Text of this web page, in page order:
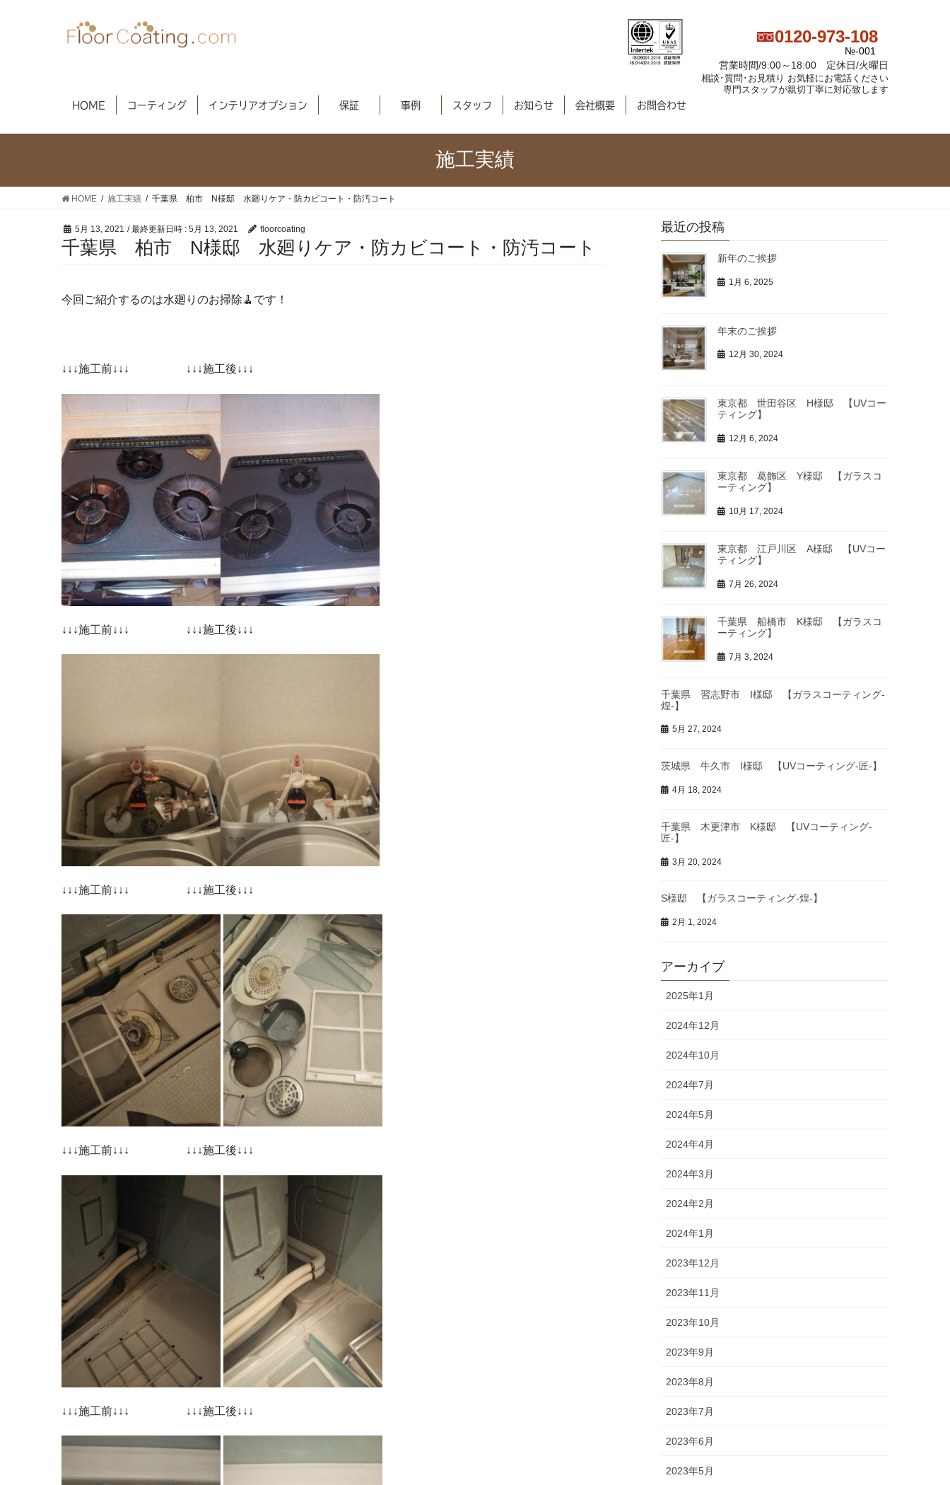
0120-973-108
№-001
営業時間/9:00～18:00 定休日/火曜日
相談･質問･お見積り お気軽にお電話ください
専門スタッフが親切丁寧に対応致します
HOME コーティング インテリアオプション 保証 事例 スタッフ お知らせ 会社概要 お問合わせ
施工実績
HOME 施工実績 千葉県 柏市 N様邸 水廻りケア・防カビコート・防汚コート
5月 13, 2021 / 最終更新日時 : 5月 13, 2021 floorcoating
千葉県 柏市 N様邸 水廻りケア・防カビコート・防汚コート
今回ご紹介するのは水廻りのお掃除🧹です！
↓↓↓施工前↓↓↓ ↓↓↓施工後↓↓↓
↓↓↓施工前↓↓↓ ↓↓↓施工後↓↓↓
↓↓↓施工前↓↓↓ ↓↓↓施工後↓↓↓
↓↓↓施工前↓↓↓ ↓↓↓施工後↓↓↓
↓↓↓施工前↓↓↓ ↓↓↓施工後↓↓↓
最近の投稿
新年のご挨拶
1月 6, 2025
年末のご挨拶
12月 30, 2024
東京都 世田谷区 H様邸 【UVコー
ティング】
12月 6, 2024
東京都 葛飾区 Y様邸 【ガラスコ
ーティング】
10月 17, 2024
東京都 江戸川区 A様邸 【UVコー
ティング】
7月 26, 2024
千葉県 船橋市 K様邸 【ガラスコ
ーティング】
7月 3, 2024
千葉県 習志野市 I様邸 【ガラスコーティング-
煌-】
5月 27, 2024
茨城県 牛久市 I様邸 【UVコーティング-匠-】
4月 18, 2024
千葉県 木更津市 K様邸 【UVコーティング-
匠-】
3月 20, 2024
S様邸 【ガラスコーティング-煌-】
2月 1, 2024
アーカイブ
2025年1月
2024年12月
2024年10月
2024年7月
2024年5月
2024年4月
2024年3月
2024年2月
2024年1月
2023年12月
2023年11月
2023年10月
2023年9月
2023年8月
2023年7月
2023年6月
2023年5月